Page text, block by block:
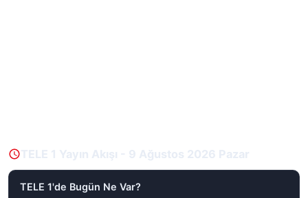
TELE 1'de Bugün Ne Var?